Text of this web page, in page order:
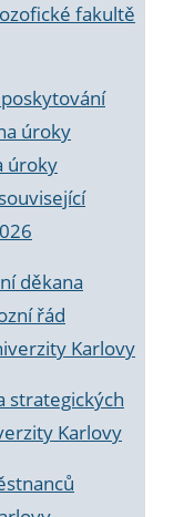
fakultě
úroky
úroky
děkana
řád
Karlovy
strategických
Karlovy